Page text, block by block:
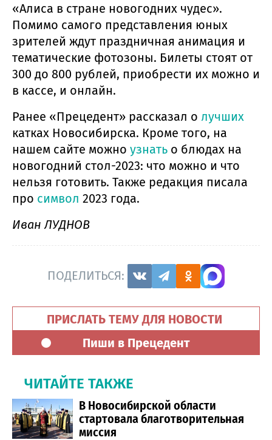
«Алиса в стране новогодних чудес».
Помимо самого представления юных
зрителей ждут праздничная анимация и
тематические фотозоны. Билеты стоят от
300 до 800 рублей, приобрести их можно и
в кассе, и онлайн.
Ранее «Прецедент» рассказал о лучших
катках Новосибирска. Кроме того, на
нашем сайте можно узнать о блюдах на
новогодний стол-2023: что можно и что
нельзя готовить. Также редакция писала
про символ 2023 года.
Иван ЛУДНОВ
ПОДЕЛИТЬСЯ:
ПРИСЛАТЬ ТЕМУ ДЛЯ НОВОСТИ
Пиши в Прецедент
ЧИТАЙТЕ ТАКЖЕ
В Новосибирской области
стартовала благотворительная
миссия